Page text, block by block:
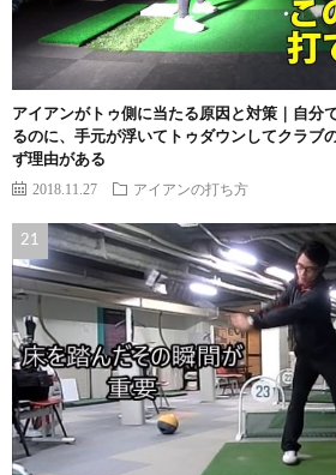
アイアンがトゥ側に当たる原因と対策｜自分
るのに、手元が浮いてトゥダウンしてクラブ
ず理由がある
2018.11.27 アイアンの打ち方